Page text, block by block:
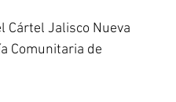
Cártel Jalisco Nueva
Comunitaria de